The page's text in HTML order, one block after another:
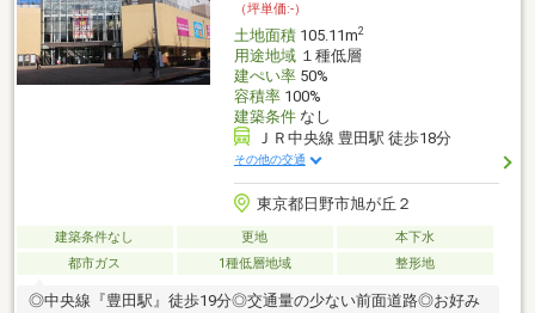
（坪単価:-）
土地面積105.11m2
用途地域１種低層
建ぺい率50%
容積率100%
建築条件なし
ＪＲ中央線 豊田駅 徒歩18分
その他の交通
東京都日野市旭が丘２
建築条件なし 更地
本下水
都市ガス
1種低層地域 整形地
◎中央線『豊田駅』徒歩19分◎交通量の少ない前面道路◎お好み